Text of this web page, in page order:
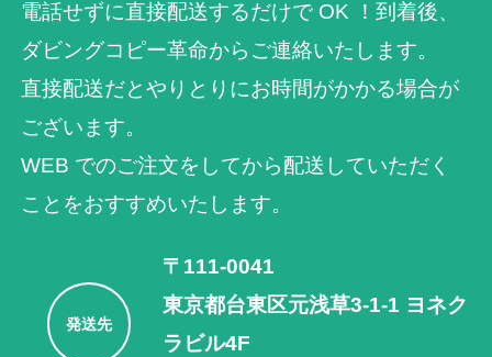
電話せずに直接配送するだけで OK ！到着後、
ダビングコピー革命からご連絡いたします。
直接配送だとやりとりにお時間がかかる場合が
ございます。
WEB でのご注⽂をしてから配送していただく
ことをおすすめいたします。
発送先
〒111-0041
東京都台東区元浅草3-1-1 ヨネク
ラビル4F